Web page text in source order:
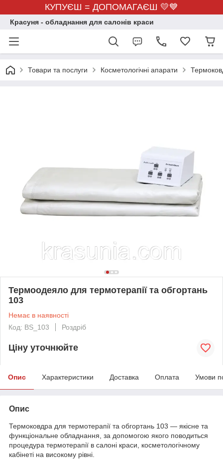
КУПУЄШ = ДОПОМАГАЄШ 💛💙
Красуня - обладнання для салонів краси
Товари та послуги Косметологічні апарати
Термоодеяло для термотерапії та обгортань
103
Немає в наявності
Код: BS_103
Роздріб
Ціну уточнюйте
Опис Характеристики Доставка Оплата Умови
Опис
Термоковдра для термотерапії та обгортань 103 — якісне та
функціональне обладнання, за допомогою якого поводиться
процедура термотерапії в салоні краси, косметологічному
кабінеті на високому рівні.